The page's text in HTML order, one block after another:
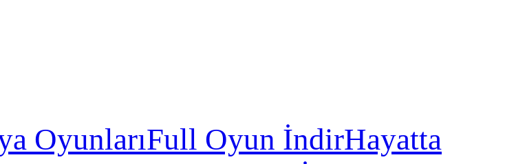
OyunlarıFull Oyun İndirHayatta